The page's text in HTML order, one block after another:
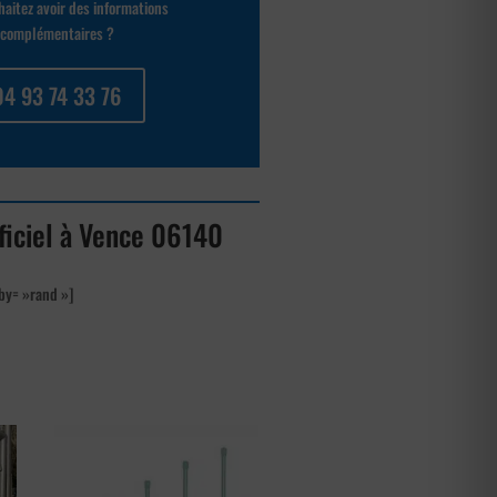
avoir des informations
complémentaires ?
93 74 33 76
à Vence 06140
»rand »]